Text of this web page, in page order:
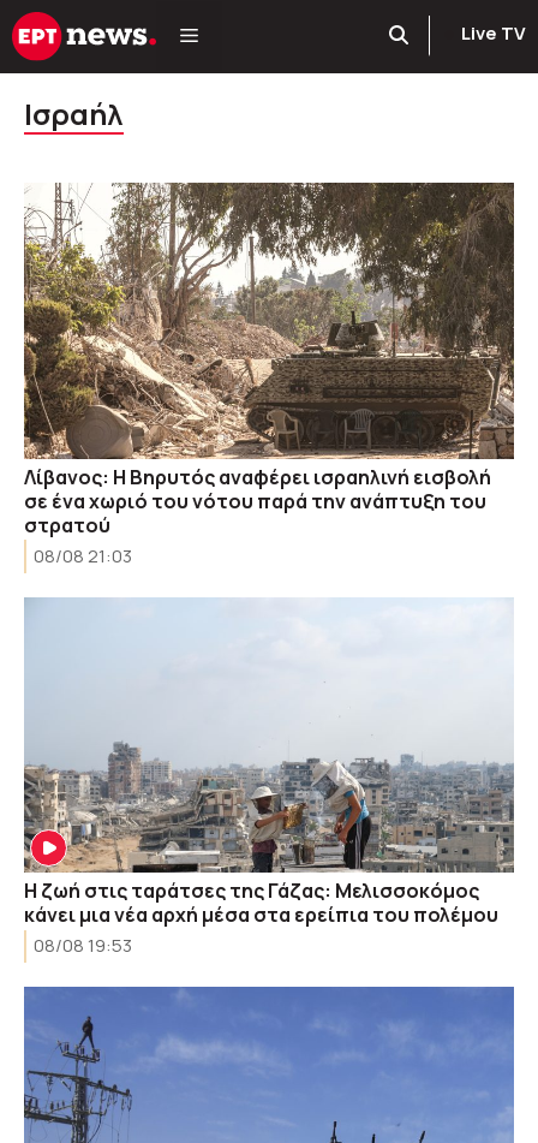
Μετάβαση
σε
Live TV
Ισραήλ
Λίβανος: Η Βηρυτός αναφέρει ισραηλινή εισβολή
σε ένα χωριό του νότου παρά την ανάπτυξη του
στρατού
08/08 21:03
Η ζωή στις ταράτσες της Γάζας: Μελισσοκόμος
κάνει μια νέα αρχή μέσα στα ερείπια του πολέμου
08/08 19:53